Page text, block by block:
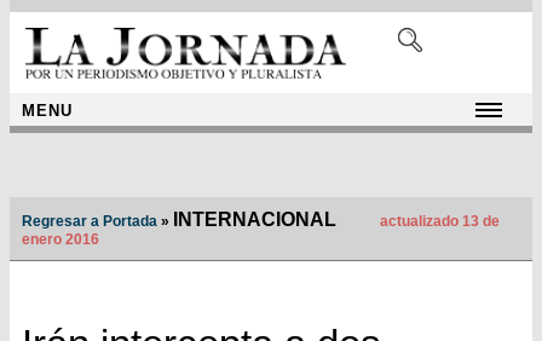
MENU
Regresar a Portada » INTERNACIONAL
actualizado 13 de
enero 2016